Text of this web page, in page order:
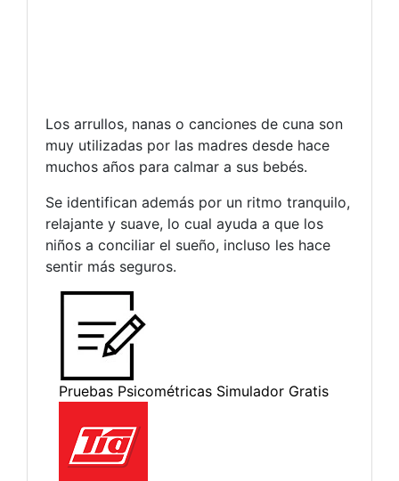
Los arrullos, nanas o canciones de cuna son
muy utilizadas por las madres desde hace
muchos años para calmar a sus bebés.
Se identifican además por un ritmo tranquilo,
relajante y suave, lo cual ayuda a que los
niños a conciliar el sueño, incluso les hace
sentir más seguros.